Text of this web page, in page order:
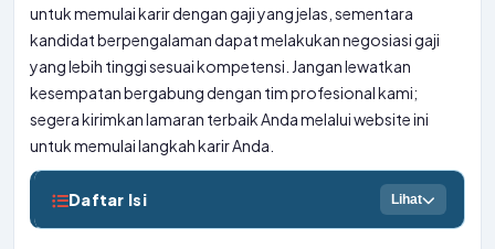
untuk memulai karir dengan gaji yang jelas, sementara
kandidat berpengalaman dapat melakukan negosiasi gaji
yang lebih tinggi sesuai kompetensi. Jangan lewatkan
kesempatan bergabung dengan tim profesional kami;
segera kirimkan lamaran terbaik Anda melalui website ini
untuk memulai langkah karir Anda.
Daftar Isi Lihat